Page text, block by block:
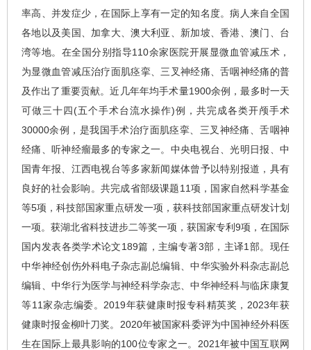
率高、并发症少，在国际上享有一定的知名度。病人来自全国
各地以及美国、加拿大、澳大利亚、新加坡、香港、澳门、台
湾等地。在全国分别指导110余家医院开展显微血管减压术，
为显微血管减压治疗面肌痉挛、三叉神经痛、舌咽神经痛的普
及作出了重要贡献。近几年年均手术量1900余例，最多时一天
可做三十四(五个手术台流水操作)例，共完成各类开颅手术
30000余例，是我国手术治疗面肌痉挛、三叉神经痛、舌咽神
经痛、听神经瘤最多的专家之一。中央电视台、光明日报、中
国青年报、江西电视台等多家新闻媒体曾予以特别报道，具有
良好的社会影响。共完成省部级课题11项，国家自然科学基金
等5项，科技部国家重点研发一项，获科技部国家重点研发计划
一项。获湖北省科技进步二等奖一项，获国家专利9项，在国际
国内发表各类学术论文189篇，主编专著3部，主译1部。现任
中华神经创伤外科电子杂志副总编辑、中华实验外科杂志副总
编辑、中华行为医学与神经科学杂志、中华神经科与临床康复
等11家杂志编委。2019年获健康时报专科精英奖，2023年获
健康时报金柳叶刀奖。2020年被国家科委评为中国神经外科医
生在国际上最具影响的100位专家之一。2021年被中国互联网